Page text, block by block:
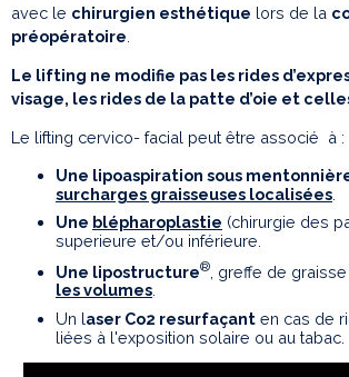
avec le chirurgien esthétique lors de la
préopératoire
Le lifting ne modifie pas les rides
visage, les rides de la patte d’oie et
Le lifting cervico- facial peut être associé à :
Une lipoaspiration sous
surcharges graisseuses localisées
Une blépharoplastie (chirurgie des
superieure et/ou inférieure.
Une lipostructure® , greffe de
les volumes.
Un laser Co2 resurfaçant en cas de
liées à l'exposition solaire ou au tabac.